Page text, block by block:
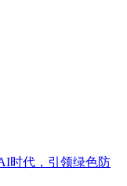
时代，引领绿色防